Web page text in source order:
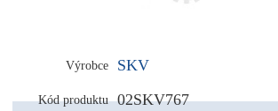
Výrobce SKV
Kód produktu 02SKV767